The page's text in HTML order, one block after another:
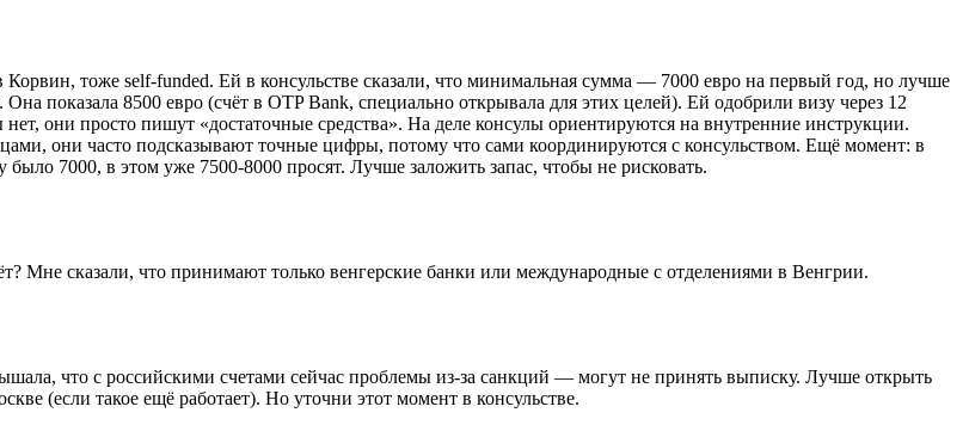
Корвин, тоже self-funded. Ей в консульстве сказали, что минимальная сумма — 7000 евро на первый год, но лучше
показала 8500 евро (счёт в OTP Bank, специально открывала для этих целей). Ей одобрили визу через 12
они просто пишут «достаточные средства». На деле консулы ориентируются на внутренние инструкции.
они часто подсказывают точные цифры, потому что сами координируются с консульством. Ещё момент: в
7000, в этом уже 7500-8000 просят. Лучше заложить запас, чтобы не рисковать.
Мне сказали, что принимают только венгерские банки или международные с отделениями в Венгрии.
что с российскими счетами сейчас проблемы из-за санкций — могут не принять выписку. Лучше открыть
(если такое ещё работает). Но уточни этот момент в консульстве.